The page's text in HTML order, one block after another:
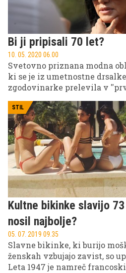
Bi ji pripisali 70 let?
10. 05. 2020 06.00
Svetovno priznana modna
ki se je iz umetnostne
zgodovinarke prelevila v
videzu sodeč, bi ji pripisali
ženska, ki je spila eliksir
STIL
Kultne bikinke slavijo
nosil najbolje?
05. 07. 2019 09.35
Slavne bikinke, ki burijo
ženskah vzbujajo zavist, so
Leta 1947 je namreč